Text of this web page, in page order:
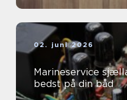
02. juni 2026
Marineservice sjælland sådan
bedst på din båd